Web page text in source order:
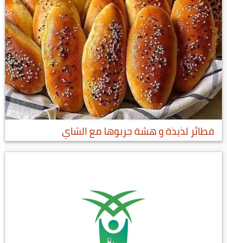
فطائر لذيذة و هشة جربوها مع الشاي